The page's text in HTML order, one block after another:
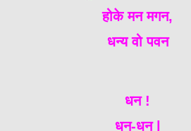
होके मन मगन,
धन्य वो पवन
धन !
धन-धन |